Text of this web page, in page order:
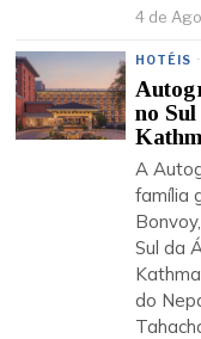
4 de
HOTÉIS ·
no
A
família
Sul da
do